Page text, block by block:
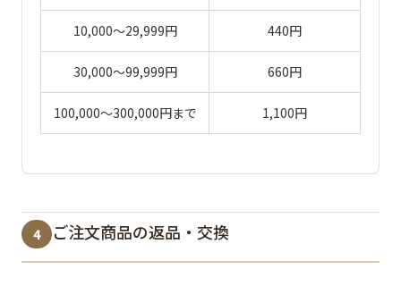
10,000～29,999円 440円
30,000～99,999円 660円
100,000～300,000円まで 1,100円
4 ご注文商品の返品・交換